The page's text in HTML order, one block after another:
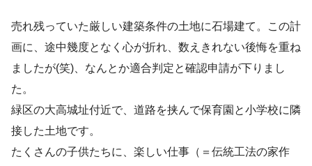
売れ残っていた厳しい建築条件の土地に石場建て。この計
画に、途中幾度となく心が折れ、数えきれない後悔を重ね
ましたが(笑)、なんとか適合判定と確認申請が下りまし
た。
緑区の大高城址付近で、道路を挟んで保育園と小学校に隣
接した土地です。
たくさんの子供たちに、楽しい仕事（＝伝統工法の家作